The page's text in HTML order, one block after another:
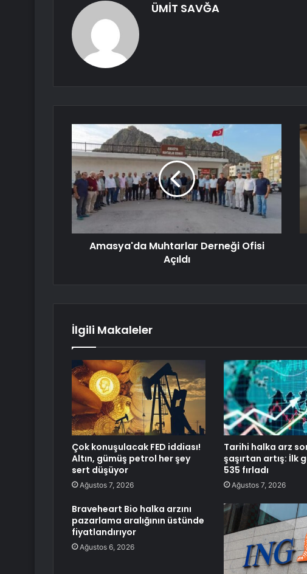
ÜMİT SAVĞA
Amasya'da Muhtarlar Derneği Ofisi
Açıldı
İlgili Makaleler
Çok konuşulacak FED iddiası!
Altın, gümüş petrol her şey
sert düşüyor
Ağustos 7, 2026
Tarihi halka arz
şaşırtan artış: İlk
535 fırladı
Ağustos 7, 2026
Braveheart Bio halka arzını
pazarlama aralığının üstünde
fiyatlandırıyor
Ağustos 6, 2026